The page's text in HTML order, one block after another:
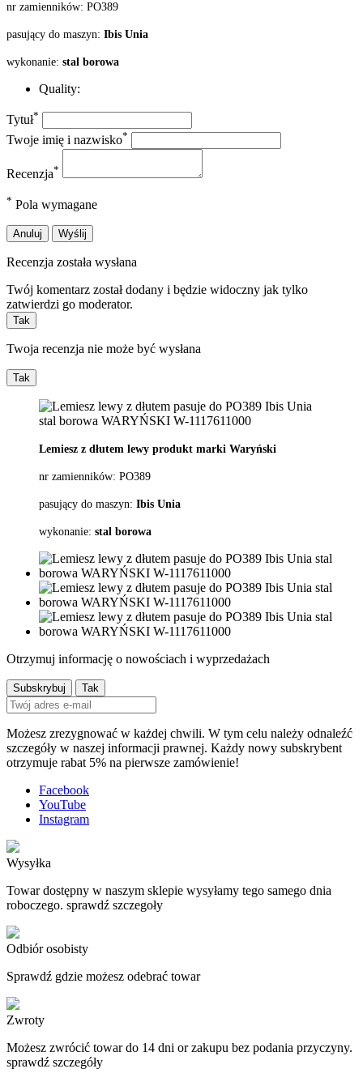
nr zamienników: PO389
pasujący do maszyn: Ibis Unia
wykonanie: stal borowa
Quality:
Tytuł*
Twoje imię i nazwisko*
Recenzja*
* Pola wymagane
Anuluj Wyślij
Recenzja została wysłana
Twój komentarz został dodany i będzie widoczny jak tylko
zatwierdzi go moderator.
Tak
Twoja recenzja nie może być wysłana
Tak
Lemiesz z dłutem lewy produkt marki Waryński
nr zamienników: PO389
pasujący do maszyn: Ibis Unia
wykonanie: stal borowa
Otrzymuj informację o nowościach i wyprzedażach
Możesz zrezygnować w każdej chwili. W tym celu należy odnaleźć
szczegóły w naszej informacji prawnej. Każdy nowy subskrybent
otrzymuje rabat 5% na pierwsze zamówienie!
Facebook
YouTube
Instagram
Wysyłka
Towar dostępny w naszym sklepie wysyłamy tego samego dnia
roboczego. sprawdź szczegoły
Odbiór osobisty
Sprawdź gdzie możesz odebrać towar
Zwroty
Możesz zwrócić towar do 14 dni or zakupu bez podania przyczyny.
sprawdź szczegóły